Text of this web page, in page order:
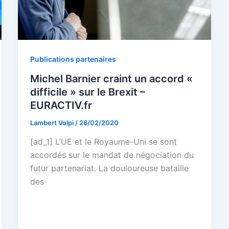
Publications partenaires
Michel Barnier craint un accord «
difficile » sur le Brexit –
EURACTIV.fr
Lambert Volpi / 26/02/2020
[ad_1] L’UE et le Royaume-Uni se sont
accordés sur le mandat de négociation du
futur partenariat. La douloureuse bataille
des